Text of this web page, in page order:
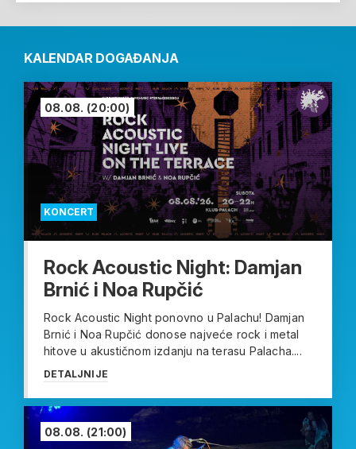
KALENDAR DOGAĐANJA
KONCERT
08.08. (20:00)
Rock Acoustic Night: Damjan
Brnić i Noa Rupčić
Rock Acoustic Night ponovno u Palachu! Damjan
Brnić i Noa Rupčić donose najveće rock i metal
hitove u akustičnom izdanju na terasu Palacha....
DETALJNIJE
08.08. (21:00)